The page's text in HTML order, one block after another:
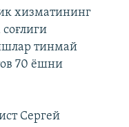
хизматининг
тинмай
70 ёшни
Сергей